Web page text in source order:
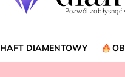
HAFT DIAMENTOWY